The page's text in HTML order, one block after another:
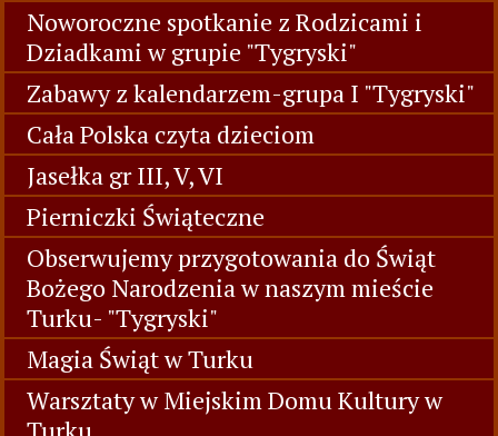
Noworoczne spotkanie z Rodzicami i
Dziadkami w grupie "Tygryski"
Zabawy z kalendarzem-grupa I "Tygryski"
Cała Polska czyta dzieciom
Jasełka gr III, V, VI
Pierniczki Świąteczne
Obserwujemy przygotowania do Świąt
Bożego Narodzenia w naszym mieście
Turku- "Tygryski"
Magia Świąt w Turku
Warsztaty w Miejskim Domu Kultury w